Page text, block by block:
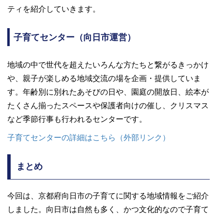
ティを紹介していきます。
子育てセンター（向日市運営）
地域の中で世代を超えたいろんな方たちと繋がるきっかけ
や、親子が楽しめる地域交流の場を企画・提供していま
す。年齢別に別れたあそびの日や、園庭の開放日、絵本が
たくさん揃ったスペースや保護者向けの催し、クリスマス
など季節行事も行われるセンターです。
子育てセンターの詳細はこちら（外部リンク）
まとめ
今回は、京都府向日市の子育てに関する地域情報をご紹介
しました。向日市は自然も多く、かつ文化的なので子育て